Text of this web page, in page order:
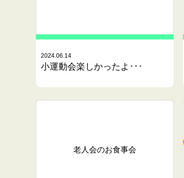
2024.06.14
小運動会楽しかったよ･･･
老人会のお食事会